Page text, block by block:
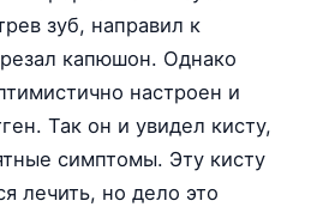
зуб, направил к
капюшон. Однако
настроен и
Так он и увидел кисту,
симптомы. Эту кисту
лечить, но дело это